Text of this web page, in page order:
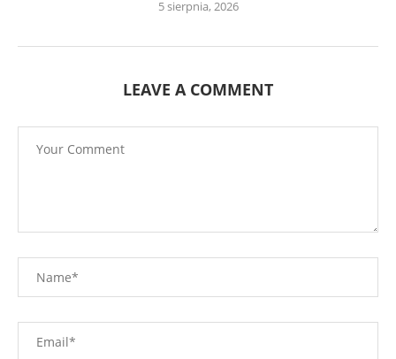
5 sierpnia, 2026
LEAVE A COMMENT